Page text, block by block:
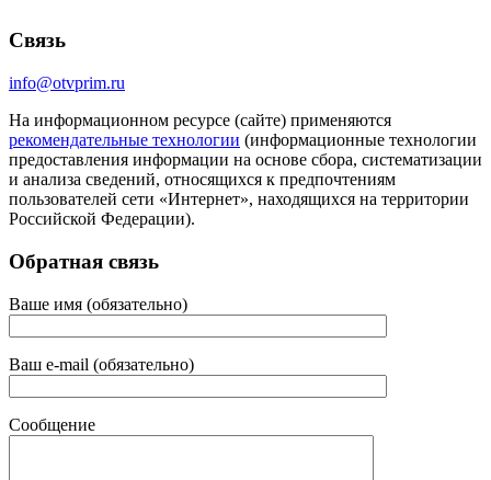
Связь
info@otvprim.ru
На информационном ресурсе (сайте) применяются
рекомендательные технологии (информационные технологии
предоставления информации на основе сбора, систематизации
и анализа сведений, относящихся к предпочтениям
пользователей сети «Интернет», находящихся на территории
Российской Федерации).
Обратная связь
Ваше имя (обязательно)
Ваш e-mail (обязательно)
Сообщение